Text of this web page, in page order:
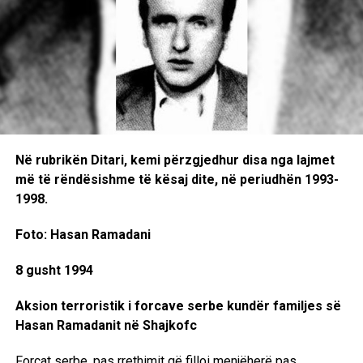
Në rubrikën Ditari, kemi përzgjedhur disa nga lajmet
më të rëndësishme të kësaj dite, në periudhën 1993-
1998.
Foto: Hasan Ramadani
8 gusht 1994
Aksion terroristik i forcave serbe kundër familjes së
Hasan Ramadanit në Shajkofc